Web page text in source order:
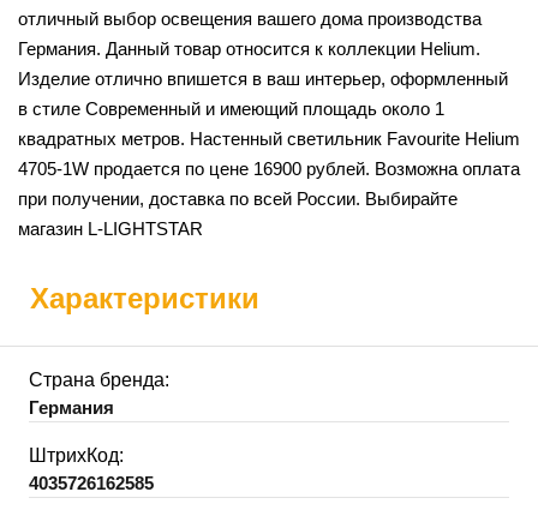
отличный выбор освещения вашего дома производства
Германия. Данный товар относится к коллекции Helium.
Изделие отлично впишется в ваш интерьер, оформленный
в стиле Современный и имеющий площадь около 1
квадратных метров. Настенный светильник Favourite Helium
4705-1W продается по цене 16900 рублей. Возможна оплата
при получении, доставка по всей России. Выбирайте
магазин L-LIGHTSTAR
Характеристики
Страна бренда:
Германия
ШтрихКод:
4035726162585